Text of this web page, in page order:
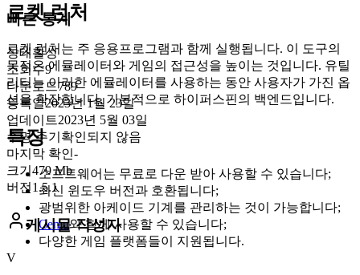
로켓 런처
로켓 런처는 주 응용프로그램과 함께 실행됩니다. 이 도구의
목적은 에뮬레이터와 게임의 접근성을 높이는 것입니다. 유틸
리티는 이러한 에뮬레이터를 사용하는 동안 사용자가 가진 옵
션을 확장합니다. 기본적으로 하이퍼스핀의 백엔드입니다.
특징
소프트웨어는 무료로 다운 받아 사용할 수 있습니다;
최신 윈도우 버전과 호환됩니다;
광범위한 아케이드 기계를 관리하는 것이 가능합니다;
Cemu와 함께 사용할 수 있습니다;
다양한 게임 플랫폼들이 지원됩니다.
빠른 통계
상태활성
조회수9
다운로드789
등록일2023년 1월 23일
업데이트2023년 5월 03일
수명 주기 확인되지 않음
마지막 확인-
크기479 Mb
버전 1.5.1
게시물 작성자
V